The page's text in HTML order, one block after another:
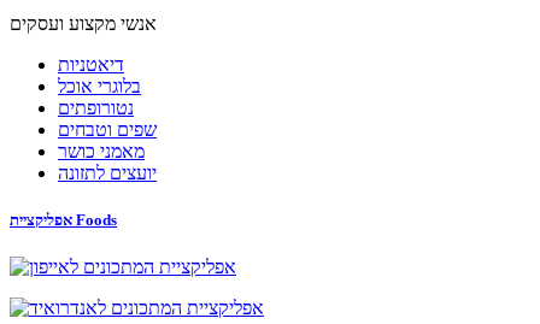
אנשי מקצוע ועסקים
דיאטניות
בלוגרי אוכל
נטורופתים
שפים וטבחים
מאמני כושר
יועצים לתזונה
אפליקציית Foods